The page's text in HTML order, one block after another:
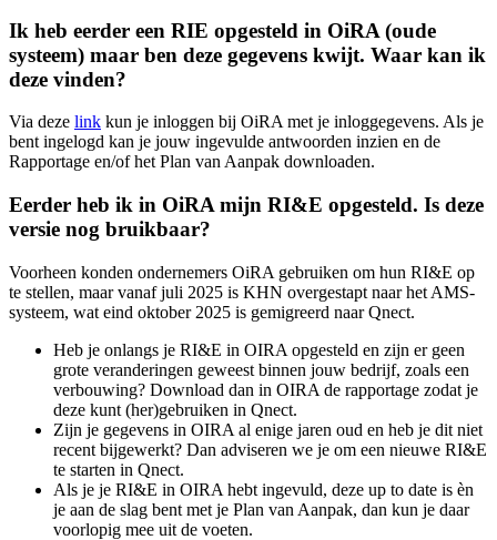
Ik heb eerder een RIE opgesteld in OiRA (oude
systeem) maar ben deze gegevens kwijt. Waar kan ik
deze vinden?
Via deze link kun je inloggen bij OiRA met je inloggegevens. Als je
bent ingelogd kan je jouw ingevulde antwoorden inzien en de
Rapportage en/of het Plan van Aanpak downloaden.
Eerder heb ik in OiRA mijn RI&E opgesteld. Is deze
versie nog bruikbaar?
Voorheen konden ondernemers OiRA gebruiken om hun RI&E op
te stellen, maar vanaf juli 2025 is KHN overgestapt naar het AMS-
systeem, wat eind oktober 2025 is gemigreerd naar Qnect.
Heb je onlangs je RI&E in OIRA opgesteld en zijn er geen
grote veranderingen geweest binnen jouw bedrijf, zoals een
verbouwing? Download dan in OIRA de rapportage zodat je
deze kunt (her)gebruiken in Qnect.
Zijn je gegevens in OIRA al enige jaren oud en heb je dit niet
recent bijgewerkt? Dan adviseren we je om een nieuwe RI&E
te starten in Qnect.
Als je je RI&E in OIRA hebt ingevuld, deze up to date is èn
je aan de slag bent met je Plan van Aanpak, dan kun je daar
voorlopig mee uit de voeten.